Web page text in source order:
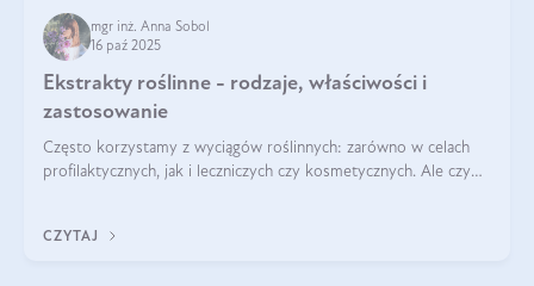
mgr inż. Anna Sobol
16 paź 2025
Ekstrakty roślinne - rodzaje, właściwości i
zastosowanie
Często korzystamy z wyciągów roślinnych: zarówno w celach
profilaktycznych, jak i leczniczych czy kosmetycznych. Ale czy
CZYTAJ